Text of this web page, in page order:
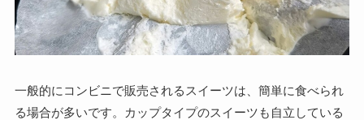
一般的にコンビニで販売されるスイーツは、簡単に食べられ
る場合が多いです。カップタイプのスイーツも自立している